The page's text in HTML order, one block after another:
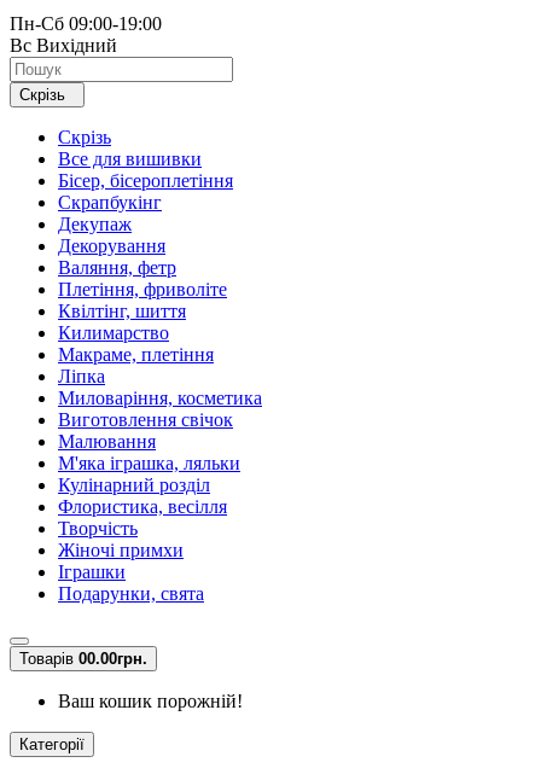
Пн-Сб 09:00-19:00
Вс Вихідний
Скрізь
Скрізь
Все для вишивки
Бісер, бісероплетіння
Скрапбукінг
Декупаж
Декорування
Валяння, фетр
Плетіння, фриволіте
Квілтінг, шиття
Килимарство
Макраме, плетіння
Ліпка
Миловаріння, косметика
Виготовлення свічок
Малювання
М'яка іграшка, ляльки
Кулінарний розділ
Флористика, весілля
Творчість
Жіночі примхи
Іграшки
Подарунки, свята
Товарів 00.00грн.
Ваш кошик порожній!
Категорії